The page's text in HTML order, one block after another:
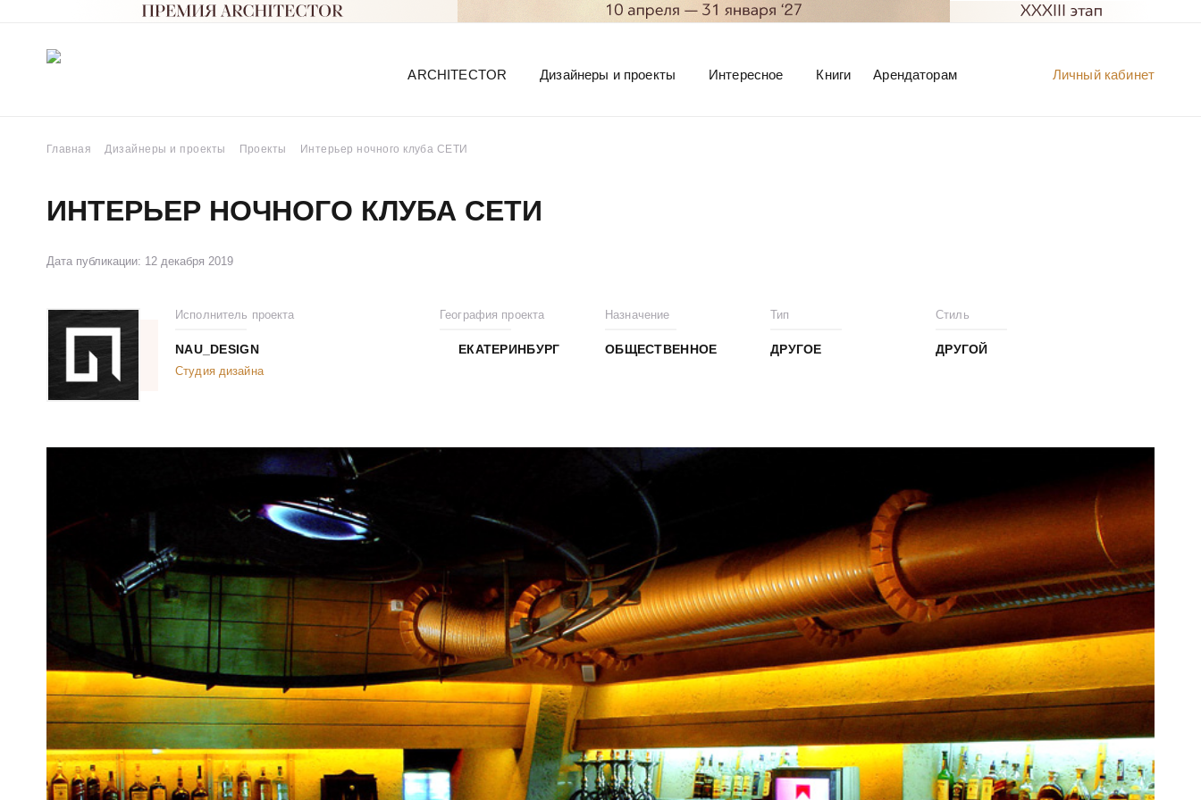
Личный кабинет
ARCHITECTOR Дизайнеры и проекты Интересное Книги Арендаторам
Главная Дизайнеры и проекты Проекты Интерьер ночного клуба СЕТИ
ИНТЕРЬЕР НОЧНОГО КЛУБА СЕТИ
Дата публикации: 12 декабря 2019
Исполнитель проекта
NAU_DESIGN
Студия дизайна
География проекта
ЕКАТЕРИНБУРГ
Назначение
ОБЩЕСТВЕННОЕ
Тип
ДРУГОЕ
Стиль
ДРУГОЙ